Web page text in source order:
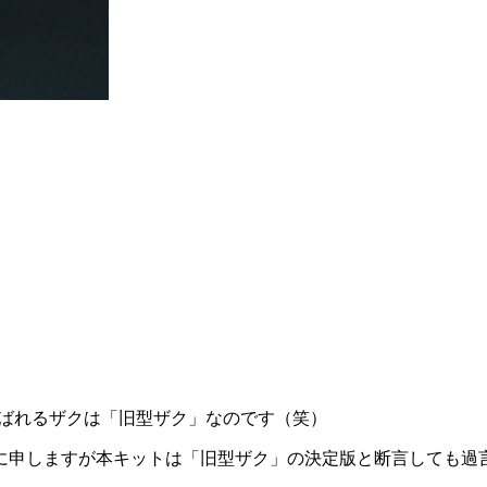
るザクは「旧型ザク」なのです（笑）
しますが本キットは「旧型ザク」の決定版と断言しても過